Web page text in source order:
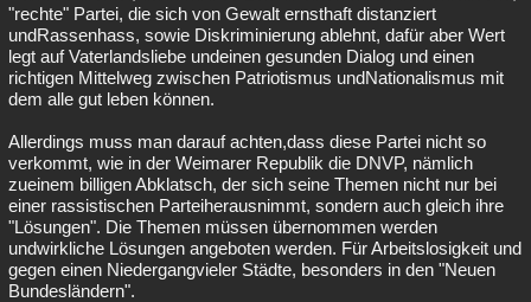
"rechte" Partei, die sich von Gewalt ernsthaft distanziert
undRassenhass, sowie Diskriminierung ablehnt, dafür aber Wert
legt auf Vaterlandsliebe undeinen gesunden Dialog und einen
richtigen Mittelweg zwischen Patriotismus undNationalismus mit
dem alle gut leben können.
Allerdings muss man darauf achten,dass diese Partei nicht so
verkommt, wie in der Weimarer Republik die DNVP, nämlich
zueinem billigen Abklatsch, der sich seine Themen nicht nur bei
einer rassistischen Parteiherausnimmt, sondern auch gleich ihre
"Lösungen". Die Themen müssen übernommen werden
undwirkliche Lösungen angeboten werden. Für Arbeitslosigkeit und
gegen einen Niedergangvieler Städte, besonders in den "Neuen
Bundesländern".